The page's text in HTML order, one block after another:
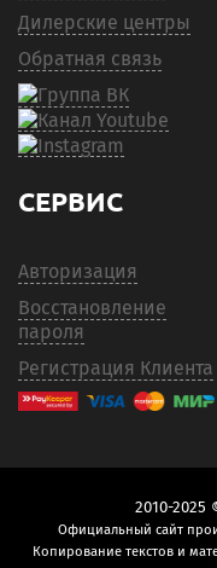
Дилерские центры
Обратная связь
СЕРВИС
Авторизация
Восстановление
пароля
Регистрация Клиента
2010-
Официальный сайт
Копирование текстов и